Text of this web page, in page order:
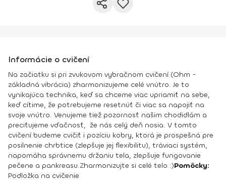
Informácie o cvičení
Na začiatku si pri zvukovom vybračnom cvičení (Ohm -
základná vibrácia) zharmonizujeme celé vnútro. Je to
vynikajúca technika, keď sa chceme viac upriamiť na sebe,
keď cítime, že potrebujeme resetnúť či viac sa napojiť na
svoje vnútro. Venujeme tiež pozornosť našim chodidlám a
preciťujeme vďačnosť, že nás celý deň nosia. V tomto
cvičení budeme cvičiť i pozíciu kobry, ktorá je prospešná pre
posilnenie chrbtice (zlepšuje jej flexibilitu), tráviaci systém,
napomáha správnemu držaniu tela, zlepšuje fungovanie
pečene a pankreasu.Zharmonizujte si celé telo :)Pomôcky:
Podložka na cvičenie